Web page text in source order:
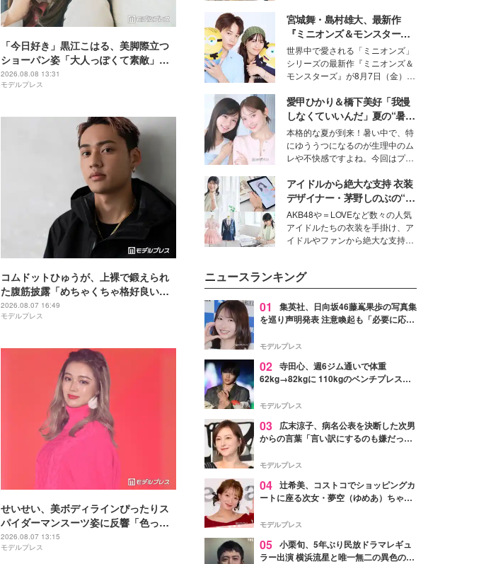
「今日好き」黒江こはる、美脚際立つ
ショーパン姿「大人っぽくて素敵」
「最強ビジュ」と反響
2026.08.08 13:31
モデルプレス
コムドットひゅうが、上裸で鍛えられ
た腹筋披露「めちゃくちゃ格好良い」
「ビジュ爆発してる」の声
2026.08.07 16:49
モデルプレス
せいせい、美ボディラインぴったりス
パイダーマンスーツ姿に反響「色っぽ
すぎる」「スタイル女神」の声
2026.08.07 13:15
モデルプレス
ションの完成度を高めるベースと
して、“髪そのものの美しさ”に改
めて注目する人が増えている様
子。今回は、そんな憧れの艶やか
な髪を日常で叶える、美容好きの
女性たちのヘアケア事情を紹介し
ます。
宮城舞・島村雄大、最新作
『ミニオンズ＆モンスター
ズ』の魅力熱弁 ハチャメチャ
だけじゃない“友情と絆”に感
動
世界中で愛される「ミニオンズ」
シリーズの最新作『ミニオンズ＆
モンスターズ』が8月7日（金）に
ニオン好き”という共通点を持つモ
デルの宮城舞と島村雄大の特別対
談をお届け！それぞれの視点か
ら、今作ならではの魅力や予想外
の感動をもたらす奥深いストーリ
ーについて熱く語り合ってもらっ
た。
愛甲ひかり＆橋下美好「我慢
しなくていいんだ」夏の“暑さ
対策”の新しい選択肢とは？
本格的な夏が到来！暑い中で、特
にゆううつになるのが生理中のム
レや不快感ですよね。今回はプラ
モデル・愛甲ひかりさんと橋下美
好さんを迎えて本音で女子会トー
ク。猛暑のお出かけを快適に過ご
すヒントや、2人が感動した夏の
生理の新常識にも迫りました。
アイドルから絶大な支持 衣装
デザイナー・茅野しのぶの“可
愛い”を作る美学＜「シチズン
クロスシー」インタビュー＞
AKB48や＝LOVEなど数々の人気
アイドルたちの衣装を手掛け、ア
イドルやファンから絶大な支持を
ター・茅野しのぶ。一人ひとりの
個性に寄り添い、魅力を引き出す
衣装作りは、多くの女性たちに勇
気と自信を与え続けている。
ニュースランキング
01
集英社、日向坂46藤嶌果歩の写真集
を巡り声明発表 注意喚起も「必要に応じ
モデルプレス
02 寺田心、週6ジム通いで体重
62kg→82kgに 110kgのベンチプレス持
「かっこいい」と反響
モデルプレス
03
広末涼子、病名公表を決断した次男
からの言葉「言い訳にするのも嫌だっ
モデルプレス
04 辻希美、コストコでショッピングカ
ートに座る次女・夢空（ゆめあ）ちゃん
ぎ」「成長を感じる」の声
モデルプレス
05 小栗旬、5年ぶり民放ドラマレギュ
ラー出演 横浜流星と唯一無二の異色のバ